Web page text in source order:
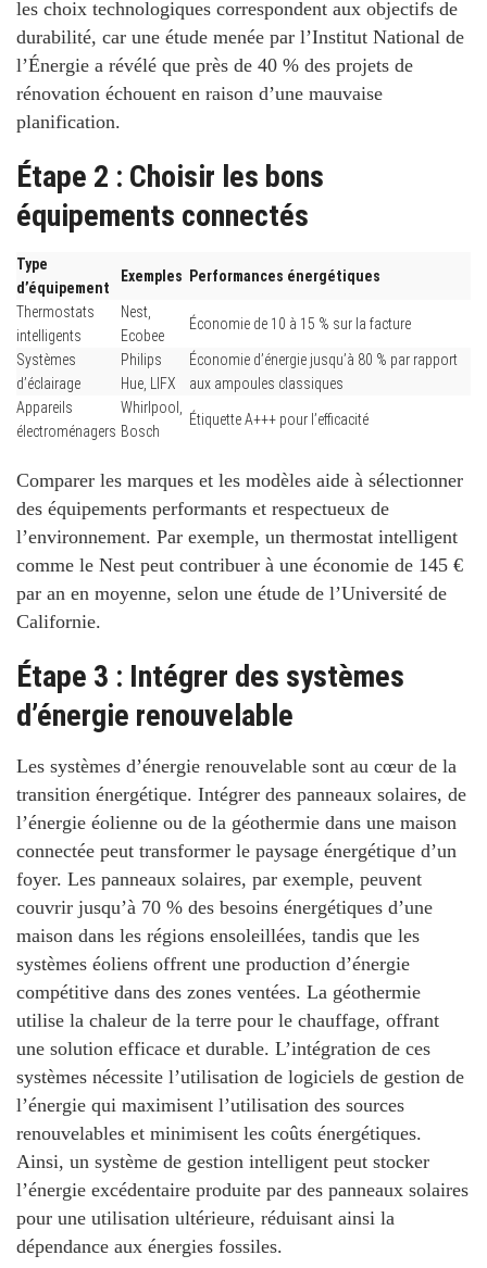
les choix technologiques correspondent aux objectifs de
durabilité, car une étude menée par l’Institut National de
l’Énergie a révélé que près de 40 % des projets de
rénovation échouent en raison d’une mauvaise
planification.
Étape 2 : Choisir les bons
équipements connectés
Type
d’équipement
Exemples Performances énergétiques
Thermostats
intelligents
Nest,
Ecobee
Économie de 10 à 15 % sur la facture
Systèmes
d’éclairage
Philips
Hue, LIFX
Économie d’énergie jusqu’à 80 % par rapport
aux ampoules classiques
Appareils
électroménagers
Whirlpool,
Bosch
Étiquette A+++ pour l’efficacité
Comparer les marques et les modèles aide à sélectionner
des équipements performants et respectueux de
l’environnement. Par exemple, un thermostat intelligent
comme le Nest peut contribuer à une économie de 145 €
par an en moyenne, selon une étude de l’Université de
Californie.
Étape 3 : Intégrer des systèmes
d’énergie renouvelable
Les systèmes d’énergie renouvelable sont au cœur de la
transition énergétique. Intégrer des panneaux solaires, de
l’énergie éolienne ou de la géothermie dans une maison
connectée peut transformer le paysage énergétique d’un
foyer. Les panneaux solaires, par exemple, peuvent
couvrir jusqu’à 70 % des besoins énergétiques d’une
maison dans les régions ensoleillées, tandis que les
systèmes éoliens offrent une production d’énergie
compétitive dans des zones ventées. La géothermie
utilise la chaleur de la terre pour le chauffage, offrant
une solution efficace et durable. L’intégration de ces
systèmes nécessite l’utilisation de logiciels de gestion de
l’énergie qui maximisent l’utilisation des sources
renouvelables et minimisent les coûts énergétiques.
Ainsi, un système de gestion intelligent peut stocker
l’énergie excédentaire produite par des panneaux solaires
pour une utilisation ultérieure, réduisant ainsi la
dépendance aux énergies fossiles.